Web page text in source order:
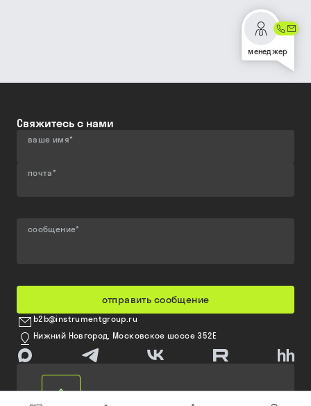
менеджер
Свяжитесь с нами
ваше имя*
почта*
сообщение*
отправить сообщение
b2b@instrumentgroup.ru
Нижний Новгород, Московское шоссе 352Е